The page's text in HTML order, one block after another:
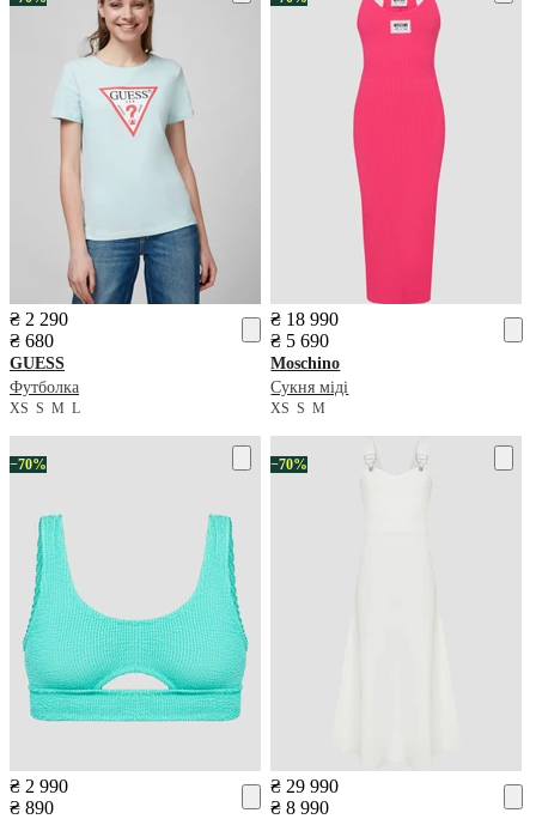
₴ 2 290
₴ 680
GUESS
Футболка
XS S M L
₴ 18 990
₴ 5 690
Moschino
Сукня міді
XSSM
−70%
₴ 2 990
₴ 890
−70%
₴ 29 990
₴ 8 990